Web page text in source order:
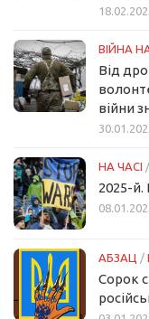
ВІЙНА
Від
війни
НА ЧАСІ /
2025-й.
АБЗАЦ /
Сорок